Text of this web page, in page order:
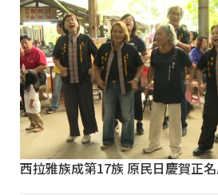
西拉雅族成第17族 原民日慶賀正